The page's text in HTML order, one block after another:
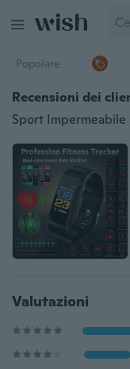
Popolare
Recensioni dei
Valutazioni